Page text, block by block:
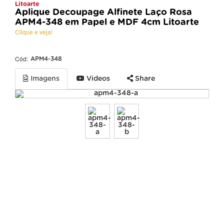
Litoarte
Aplique Decoupage Alfinete Laço Rosa
APM4-348 em Papel e MDF 4cm Litoarte
Clique e veja!
Cód: APM4-348
Imagens Videos Share